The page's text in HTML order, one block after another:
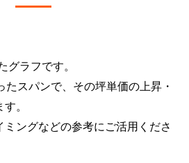
ラフです。
スパンで、その坪単価の上昇・
。
ングなどの参考にご活用くださ